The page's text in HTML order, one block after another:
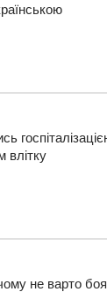
влітку
не варто